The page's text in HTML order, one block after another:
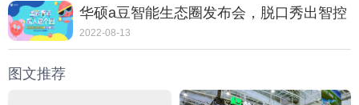
华硕a豆智能生态圈发布会，脱口秀出智控
新体验
2022-08-13
图文推荐